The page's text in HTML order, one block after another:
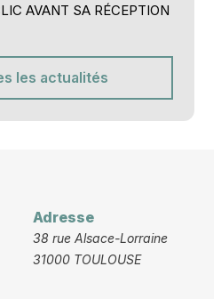
AVANT SA RÉCEPTION
les actualités
Adresse
38 rue Alsace-Lorraine
31000 TOULOUSE